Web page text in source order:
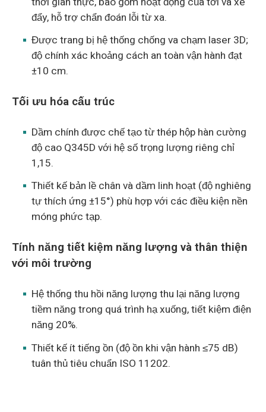
đẩy, hỗ trợ chẩn đoán lỗi từ xa.
Được trang bị hệ thống chống va chạm laser 3D;
độ chính xác khoảng cách an toàn vận hành đạt
±10 cm.
Tối ưu hóa cấu trúc
Dầm chính được chế tạo từ thép hộp hàn cường
độ cao Q345D với hệ số trọng lượng riêng chỉ
1,15.
Thiết kế bản lề chân và dầm linh hoạt (độ nghiêng
tự thích ứng ±15°) phù hợp với các điều kiện nền
móng phức tạp.
Tính năng tiết kiệm năng lượng và thân thiện
với môi trường
Hệ thống thu hồi năng lượng thu lại năng lượng
tiềm năng trong quá trình hạ xuống, tiết kiệm điện
năng 20%.
Thiết kế ít tiếng ồn (độ ồn khi vận hành ≤75 dB)
tuân thủ tiêu chuẩn ISO 11202.